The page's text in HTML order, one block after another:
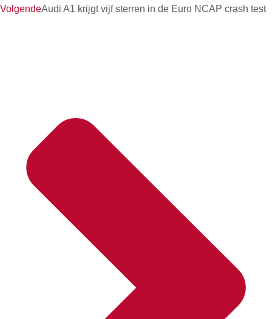
VolgendeAudi A1 krijgt vijf sterren in de Euro NCAP crash test